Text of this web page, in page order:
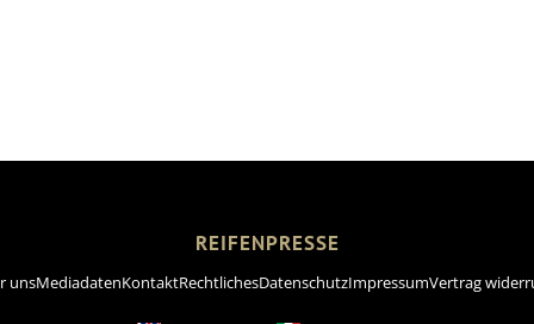
REIFENPRESSE
unsMediadatenKontaktRechtlichesDatenschutzImpressumVertrag